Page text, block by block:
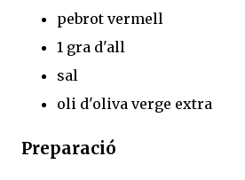
pebrot vermell
1 gra d'all
sal
oli d'oliva verge extra
Preparació